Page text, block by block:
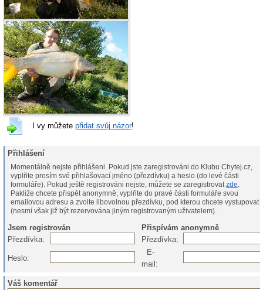
I vy můžete přidat svůj názor!
Přihlášení
Momentálně nejste přihlášeni. Pokud jste zaregistrováni do Klubu Chytej.cz,
vyplňte prosím své přihlašovací jméno (přezdívku) a heslo (do levé části
formuláře). Pokud ještě registrováni nejste, můžete se zaregistrovatzde
Pakliže chcete přispět anonymně, vyplňte do pravé části formuláře svou
emailovou adresu a zvolte libovolnou přezdívku, pod kterou chcete vystupovat
(nesmí však již být rezervována jiným registrovaným uživatelem).
Jsem registrován
Přispívám anonymně
Přezdívka:
Přezdívka:
Heslo:
E-
mail:
Váš komentář